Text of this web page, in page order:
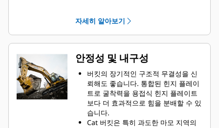
연료 소모량은 굴착 작업 시에 급증합
니다. Cat 버킷은 자재를 빠르게 관통
하여 장비의 전체적인 운영 효율을 향
상시키도록 설계되었습니다.
짧은 시간에 더 많은 자재를 적재합니
다. 매 적재 동작마다 버킷의 특수한
형상과 사이드바가 자재의 버킷 이탈
을 막아줍니다.
자세히 알아보기
안정성 및 내구성
버킷의 장기적인 구조적 무결성을 신
뢰해도 좋습니다. 통합된 힌지 플레이
트로 굴착력을 용접식 힌지 플레이트
보다 더 효과적으로 힘을 분배할 수 있
습니다.
Cat 버킷은 특히 과도한 마모 지역의